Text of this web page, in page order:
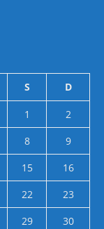
S D
1
2
8
9
15
16
22
23
29
30